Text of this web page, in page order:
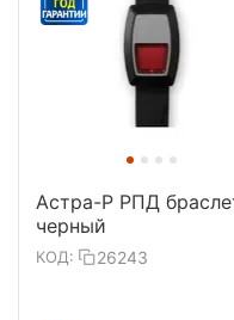
Астра-Р РПД
черный
КОД: 26243